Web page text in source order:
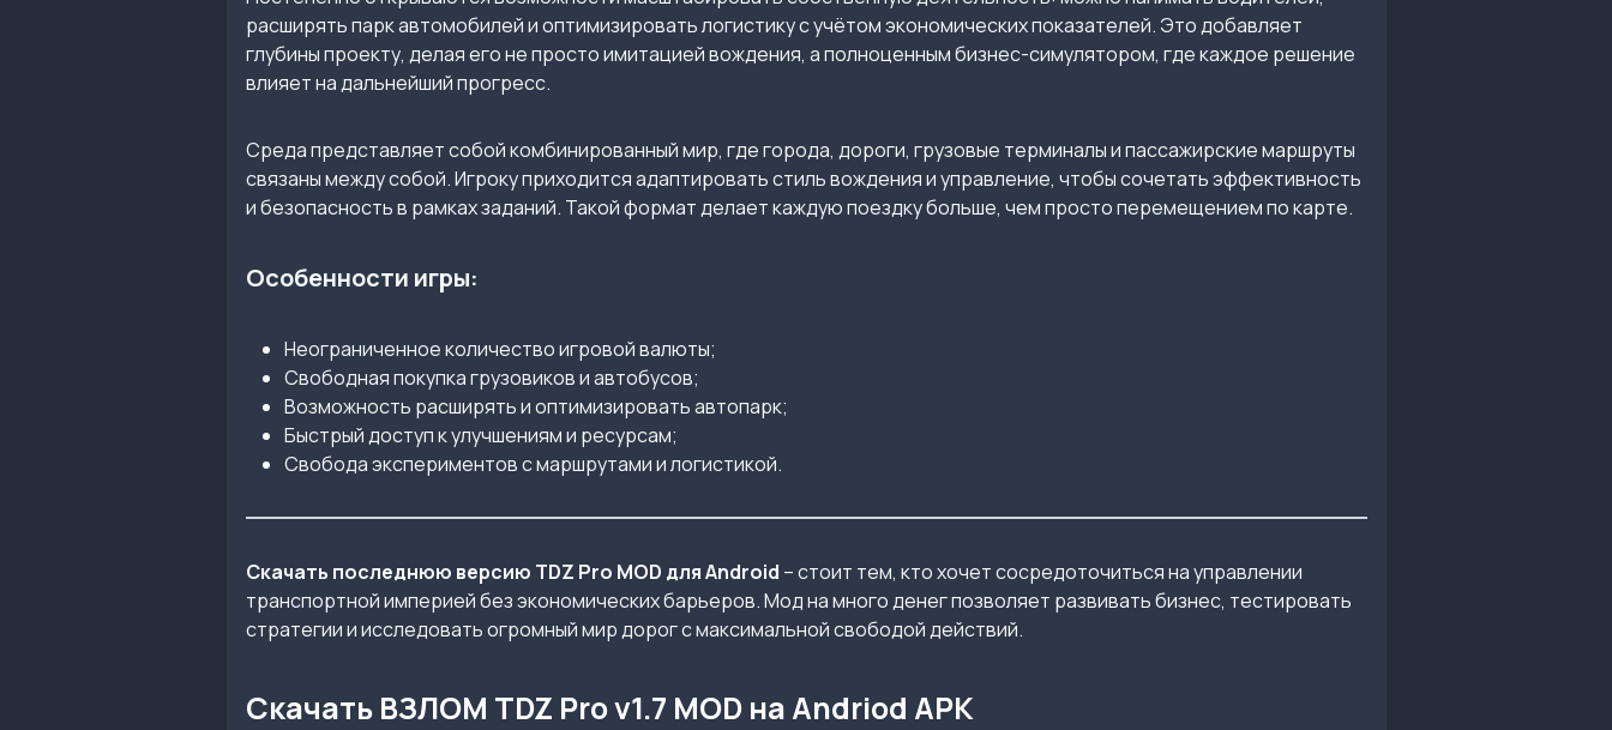
расширять парк автомобилей и оптимизировать логистику с учётом экономических показателей. Это добавляет
глубины проекту, делая его не просто имитацией вождения, а полноценным бизнес-симулятором, где каждое решение
влияет на дальнейший прогресс.
Среда представляет собой комбинированный мир, где города, дороги, грузовые терминалы и пассажирские маршруты
связаны между собой. Игроку приходится адаптировать стиль вождения и управление, чтобы сочетать эффективность
и безопасность в рамках заданий. Такой формат делает каждую поездку больше, чем просто перемещением по карте.
Особенности игры:
Неограниченное количество игровой валюты;
Свободная покупка грузовиков и автобусов;
Возможность расширять и оптимизировать автопарк;
Быстрый доступ к улучшениям и ресурсам;
Свобода экспериментов с маршрутами и логистикой.
Скачать последнюю версию TDZ Pro MOD для Android – стоит тем, кто хочет сосредоточиться на управлении
транспортной империей без экономических барьеров. Мод на много денег позволяет развивать бизнес, тестировать
стратегии и исследовать огромный мир дорог с максимальной свободой действий.
Скачать ВЗЛОМ TDZ Pro v1.7 MOD на Andriod APK